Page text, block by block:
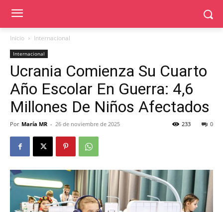
Inicio Internacional
Internacional
Ucrania Comienza Su Cuarto
Año Escolar En Guerra: 4,6
Millones De Niños Afectados
Por María MR - 26 de noviembre de 2025 0
233